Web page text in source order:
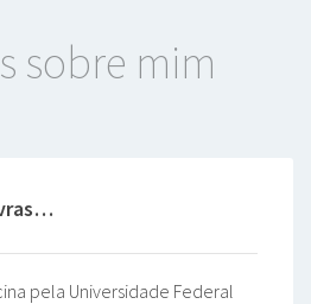
sobre mim
pela Universidade Federal